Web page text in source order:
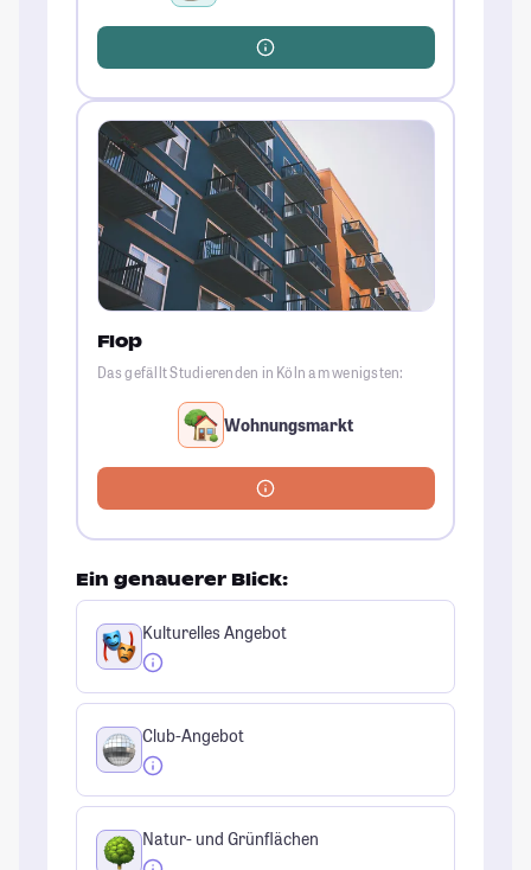
Flop
Das gefällt Studierenden in Köln am wenigsten:
Wohnungsmarkt
Ein genauerer Blick:
Kulturelles Angebot
Club-Angebot
Natur- und Grünflächen